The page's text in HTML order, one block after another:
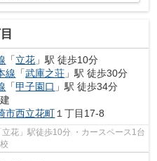
「立花 」駅 徒歩10分
線 「武庫之荘 」駅 徒歩30分
「甲子園口 」駅 徒歩34分
市西立花町 １丁目17-8
花」駅徒歩10分 ・カースペース1台